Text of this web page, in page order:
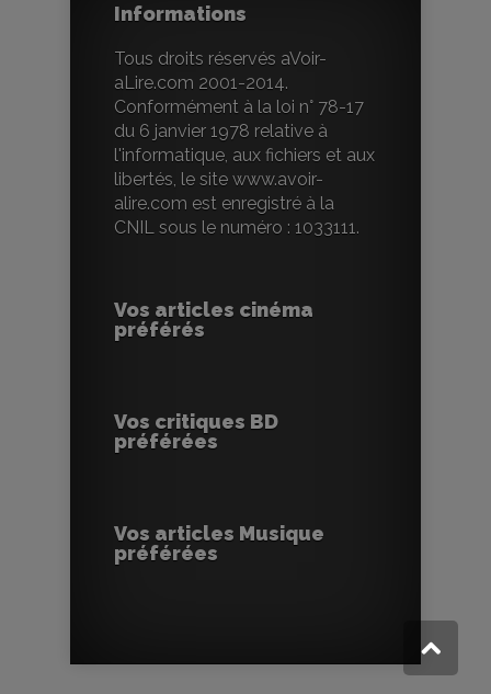
Informations
Tous droits réservés aVoir-
aLire.com 2001-2014.
Conformément à la loi n° 78-17
du 6 janvier 1978 relative à
l'informatique, aux fichiers et aux
libertés, le site www.avoir-
alire.com est enregistré à la
CNIL sous le numéro : 1033111.
Vos articles cinéma
préférés
Vos critiques BD
préférées
Vos articles Musique
préférées